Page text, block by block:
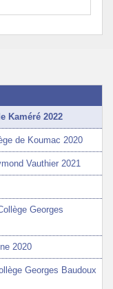
Kaméré 2022
de Koumac 2020
Vauthier 2021
Georges
2020
Georges Baudoux